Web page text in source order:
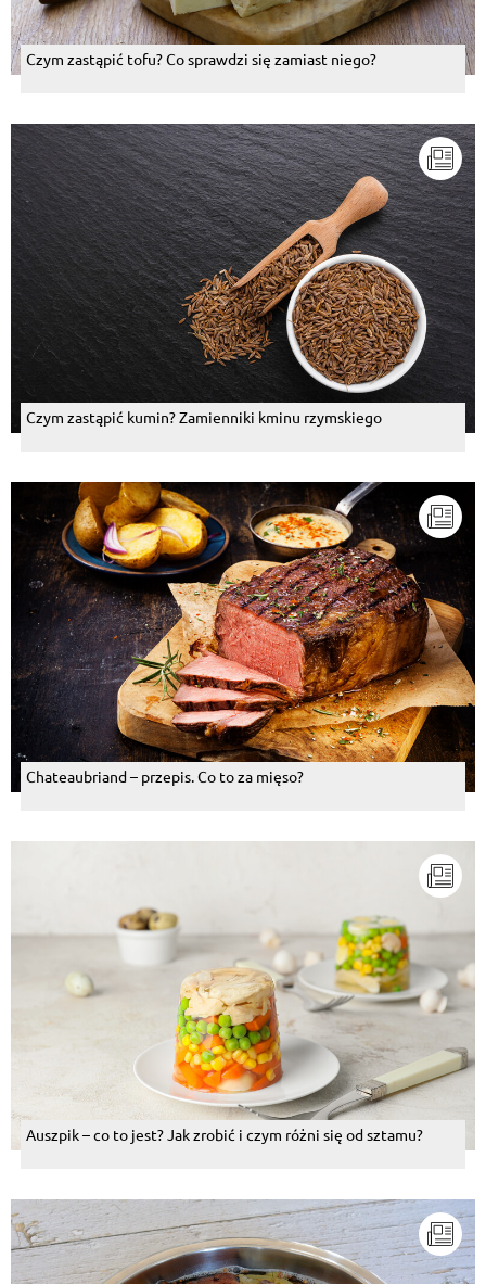
Czym zastąpić tofu? Co sprawdzi się zamiast niego?
Czym zastąpić kumin? Zamienniki kminu rzymskiego
Chateaubriand – przepis. Co to za mięso?
Auszpik – co to jest? Jak zrobić i czym różni się od sztamu?